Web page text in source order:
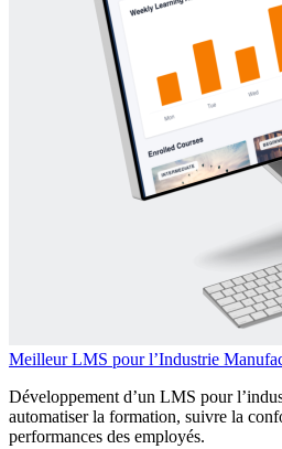
Meilleur LMS pour l’Industrie
Développement d’un LMS pour
automatiser la formation, suivre la
performances des employés.